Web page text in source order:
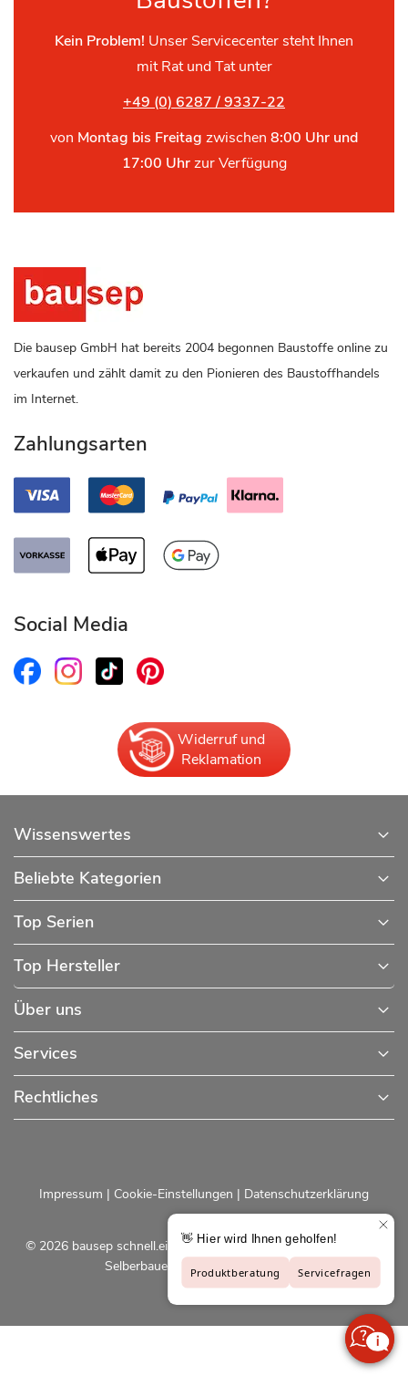
Kein Problem! Unser Servicecenter steht Ihnen
mit Rat und Tat unter
+49 (0) 6287 / 9337-22
von Montag bis Freitag zwischen 8:00 Uhr und
17:00 Uhrzur Verfügung
Die bausep GmbH hat bereits 2004 begonnen Baustoffe online zu
verkaufen und zählt damit zu den Pionieren des Baustoffhandels
im Internet.
Zahlungsarten
Social Media
Widerruf und
Reklamation
Wissenswertes
Beliebte Kategorien
Top Serien
Top Hersteller
Über uns
Services
Rechtliches
© 2026 bausep schnell.einfach.preiswert - Baustoffe online für
Selberbauer und Profis |
bausep.de
Impressum | Cookie-Einstellungen | Datenschutzerklärung